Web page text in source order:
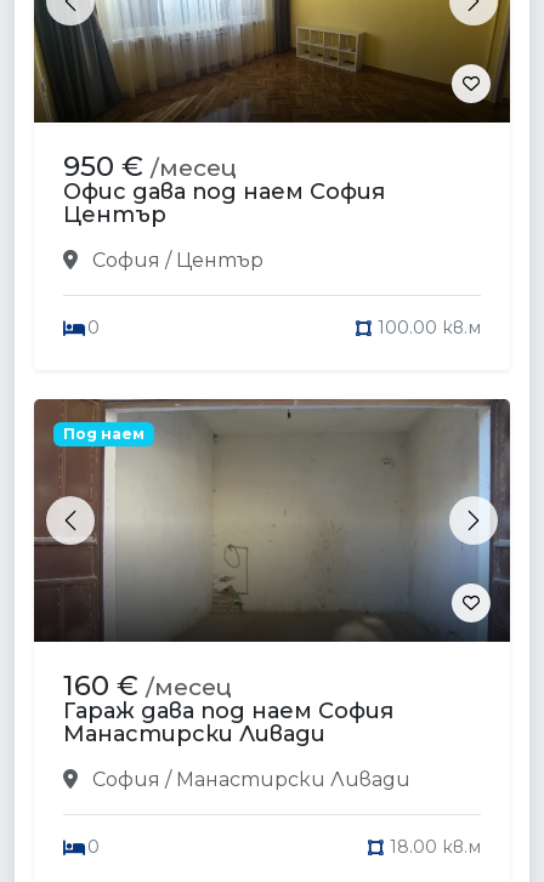
Previous Next
950 € /месец
Офис дава под наем София
Център
София / Център
0 100.00 кв.м
Previous Next
Под наем
160 € /месец
Гараж дава под наем София
Манастирски Ливади
София / Манастирски Ливади
0 18.00 кв.м